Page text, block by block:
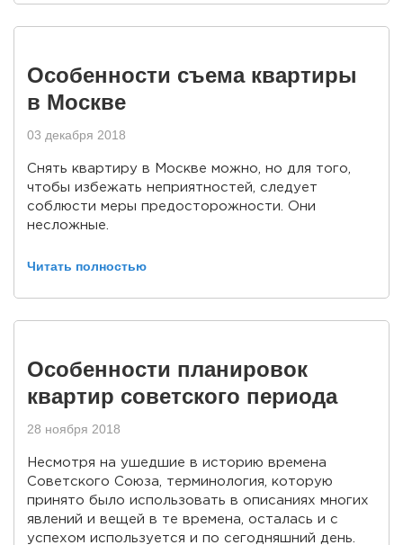
Особенности съема квартиры
в Москве
03 декабря 2018
Снять квартиру в Москве можно, но для того,
чтобы избежать неприятностей, следует
соблюсти меры предосторожности. Они
несложные.
Читать полностью
Особенности планировок
квартир советского периода
28 ноября 2018
Несмотря на ушедшие в историю времена
Советского Союза, терминология, которую
принято было использовать в описаниях многих
явлений и вещей в те времена, осталась и с
успехом используется и по сегодняшний день.